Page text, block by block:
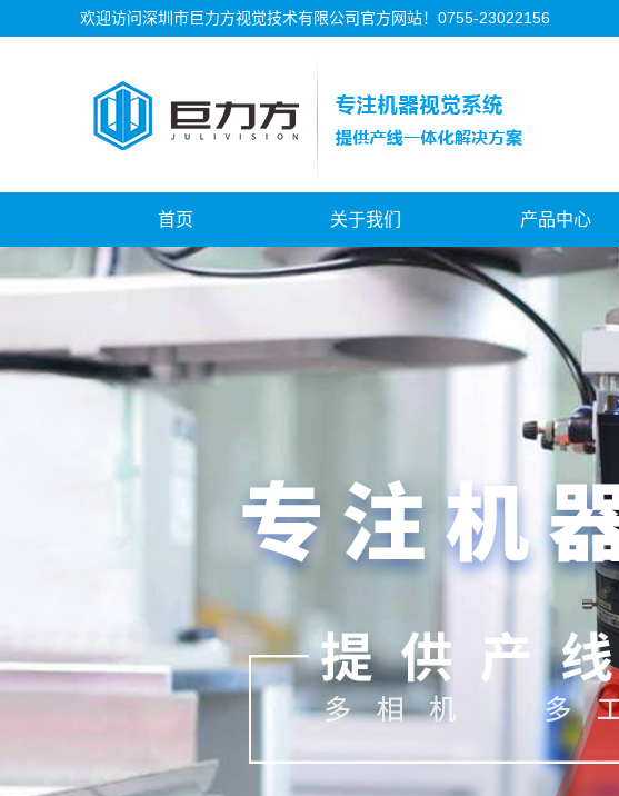
欢迎访问深圳市巨力方视觉技术有限公司官方网站！0755-23022156
首页 关于我们
公司简介
公司历程
产品中心
河北3C行业
河北FPC行业
河北背光源行业
河北模切机行业
河北机器人视觉
河北天地盖制盒机